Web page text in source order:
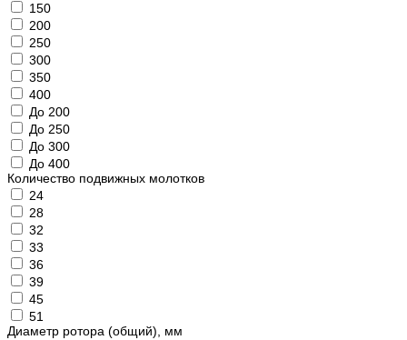
150
200
250
300
350
400
До 200
До 250
До 300
До 400
Количество подвижных молотков
24
28
32
33
36
39
45
51
Диаметр ротора (общий), мм